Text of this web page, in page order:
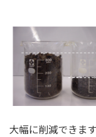
大幅に削減できま